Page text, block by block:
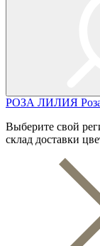
РОЗА ЛИЛИЯ
Выберите свой
склад доставки